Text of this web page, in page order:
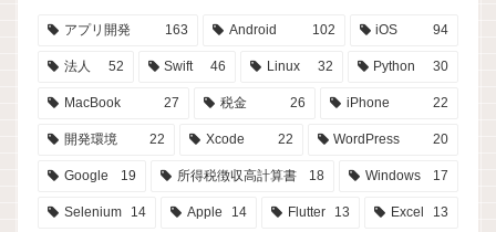
アプリ開発 163 Android 102 iOS 94
法人 52 Swift 46 Linux 32 Python 30
MacBook 27 税金 26 iPhone 22
開発環境 22 Xcode 22 WordPress 20
Google 19 所得税徴収高計算書 18 Windows 17
Selenium 14 Apple 14 Flutter 13 Excel 13